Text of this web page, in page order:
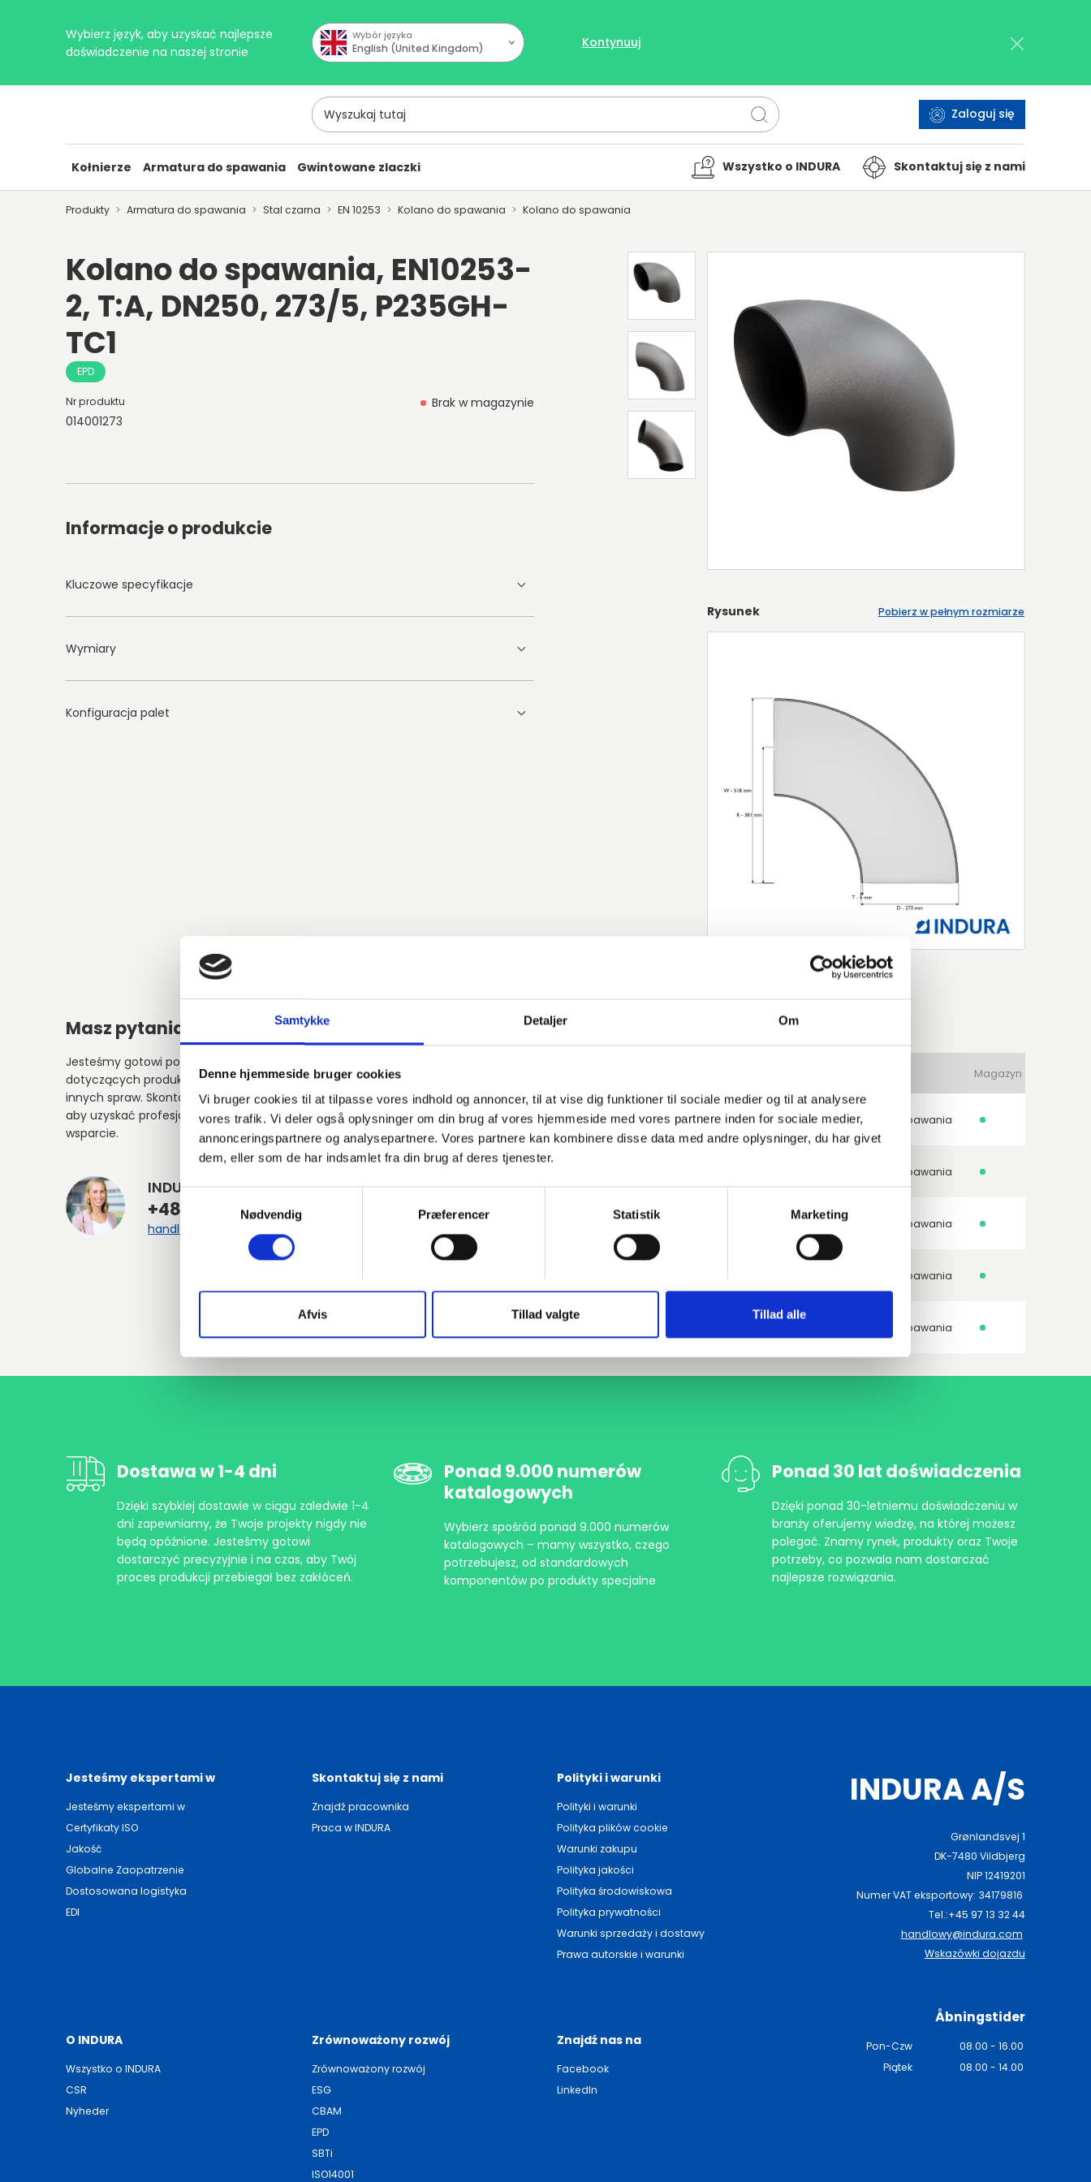
Samtykke Detaljer Om
Denne hjemmeside bruger cookies
Vi bruger cookies til at tilpasse vores indhold og annoncer, til at vise dig funktioner til sociale medier og til at analysere
vores trafik. Vi deler også oplysninger om din brug af vores hjemmeside med vores partnere inden for sociale medier,
annonceringspartnere og analysepartnere. Vores partnere kan kombinere disse data med andre oplysninger, du har givet
dem, eller som de har indsamlet fra din brug af deres tjenester.
Samtykkevalg
Nødvendig
Præferencer Statistik Marketing
Afvis Tillad valgte Tillad alle
Wybierz język, aby uzyskać najlepsze
doświadczenie na naszej stronie
Wybór języka
English (United Kingdom) Kontynuuj
Wyszukaj tutaj
Zaloguj się
Kołnierze Armatura do spawania Gwintowane zlaczki Wszystko o INDURA Skontaktuj się z nami
Produkty Armatura do spawania Stal czarna EN 10253 Kolano do spawania Kolano do spawania
Kolano do spawania, EN10253-
2, T:A, DN250, 273/5, P235GH-
TC1
EPD
Nr produktu
014001273
Brak w magazynie
Informacje o produkcie
Kluczowe specyfikacje
Wymiary
Konfiguracja palet
Rysunek Pobierz w pełnym rozmiarze
Masz pytania?
Jesteśmy gotowi pomóc w kwestiach
dotyczących produktów, usług lub
innych spraw. Skontaktuj się z nami,
aby uzyskać profesjonalne doradztwo i
wsparcie.
INDURA PL
+48 588 810 172
handlowy@indura.com
Alternative varer
Numer artykułu Magazyn
014008273 273 x 6,3 Kolano do spawania 3D 90° EN10253-2 T:A Bezszwowy P235GH-TC1 1.0345 Kolano do spawania
Kolano do spawania
014320765 P235GH-TC1 1.0345 Kolano do spawania
Kolano do spawania
Kolano do spawania
Dostawa w 1-4 dni
Dzięki szybkiej dostawie w ciągu zaledwie 1-4
dni zapewniamy, że Twoje projekty nigdy nie
będą opóźnione. Jesteśmy gotowi
dostarczyć precyzyjnie i na czas, aby Twój
proces produkcji przebiegał bez zakłóceń.
Ponad 9.000 numerów
katalogowych
Wybierz spośród ponad 9.000 numerów
katalogowych – mamy wszystko, czego
potrzebujesz, od standardowych
komponentów po produkty specjalne
Ponad 30 lat doświadczenia
Dzięki ponad 30-letniemu doświadczeniu w
branży oferujemy wiedzę, na której możesz
polegać. Znamy rynek, produkty oraz Twoje
potrzeby, co pozwala nam dostarczać
najlepsze rozwiązania.
Jesteśmy ekspertami w
Jesteśmy ekspertami w
Certyfikaty ISO
Jakość
Globalne Zaopatrzenie
Dostosowana logistyka
EDI
Skontaktuj się z nami
Znajdź pracownika
Praca w INDURA
Polityki i warunki
Polityki i warunki
Polityka plików cookie
Warunki zakupu
Polityka jakości
Polityka środowiskowa
Polityka prywatności
Warunki sprzedaży i dostawy
Prawa autorskie i warunki
O INDURA
Wszystko o INDURA
CSR
Nyheder
Zrównoważony rozwój
Zrównoważony rozwój
ESG
CBAM
EPD
SBTi
ISO14001
Znajdź nas na
Facebook
LinkedIn
INDURA A/S
Grønlandsvej 1
DK-7480 Vildbjerg
NIP 12419201
Numer VAT eksportowy: 34179816
Tel.:+45 97 13 32 44
handlowy@indura.com
Wskazówki dojazdu
Åbningstider
Pon-Czw
08.00 - 16.00
Piątek
08.00 - 14.00